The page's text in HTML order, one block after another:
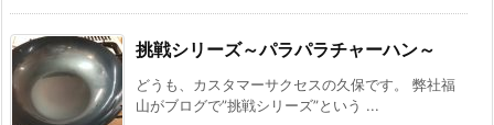
挑戦シリーズ～パラパラチャーハン～
どうも、カスタマーサクセスの久保です。 弊社福
山がブログで”挑戦シリーズ”という ...